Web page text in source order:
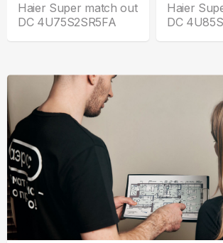
Haier Super match out
DC 4U75S2SR5FA
Haier
DC